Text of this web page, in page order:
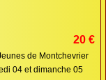
20 €
de Montchevrier
04 et dimanche 05